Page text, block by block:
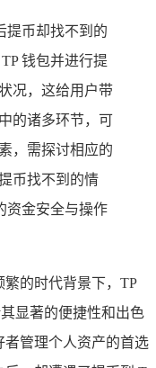
提币却找不到的
钱包并进行提
况，这给用户带
的诸多环节，可
，需探讨相应的
币找不到的情
资金安全与操作
的时代背景下，TP
显著的便捷性和出色
管理个人资产的首选